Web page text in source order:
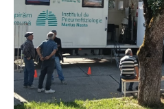
textul pentru
textul pentru
textul pentru